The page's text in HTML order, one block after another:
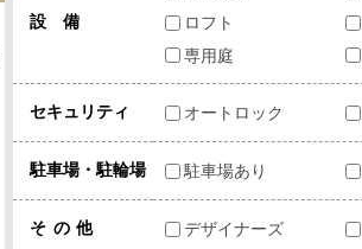
設備
ロフト
専用庭
セキュリティ オートロック
駐車場・駐輪場 駐車場あり
その他 デザイナーズ